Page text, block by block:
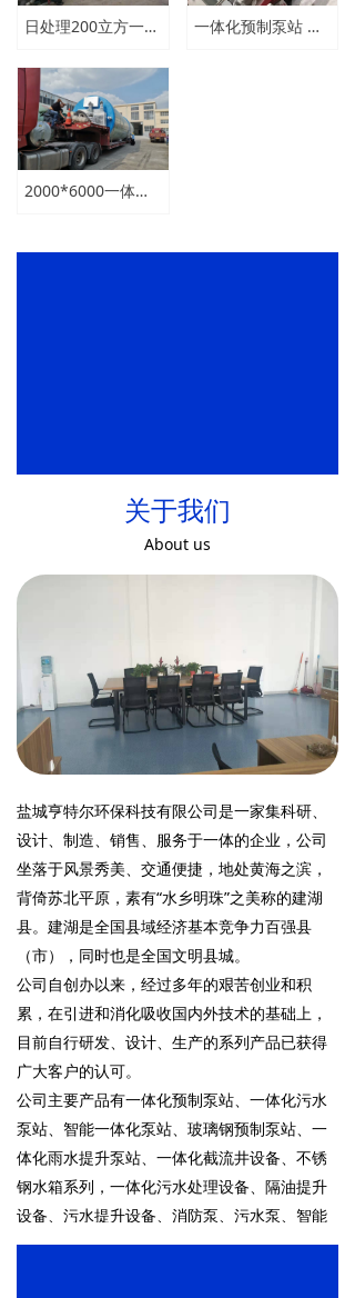
关于我们
About us
盐城亨特尔环保科技有限公司是一家集科研、
设计、制造、销售、服务于一体的企业，公司
坐落于风景秀美、交通便捷，地处黄海之滨，
背倚苏北平原，素有“水乡明珠”之美称的建湖
县。建湖是全国县域经济基本竞争力百强县
（市），同时也是全国文明县城。
公司自创办以来，经过多年的艰苦创业和积
累，在引进和消化吸收国内外技术的基础上，
目前自行研发、设计、生产的系列产品已获得
广大客户的认可。
公司主要产品有一体化预制泵站、一体化污水
泵站、智能一体化泵站、玻璃钢预制泵站、一
体化雨水提升泵站、一体化截流井设备、不锈
钢水箱系列，一体化污水处理设备、隔油提升
设备、污水提升设备、消防泵、污水泵、智能
控制系统等系列给排水设备。
日处理200立方一体化污水泵站1800*5800价格 一体化预制泵站 污水提升泵站价格
2000*6000一体化预制泵站日处理量1000立方